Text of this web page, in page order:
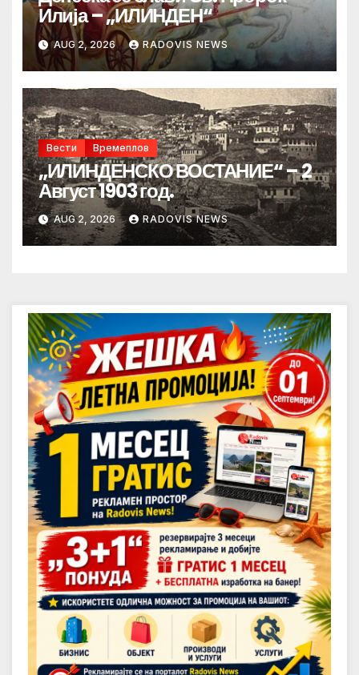
Илија – „ИЛИНДЕН“
AUG 2, 2026 RADOVIS NEWS
Вести Времеплов
„ИЛИНДЕНСКО ВОСТАНИЕ“ – 2
Август 1903 год.
AUG 2, 2026 RADOVIS NEWS